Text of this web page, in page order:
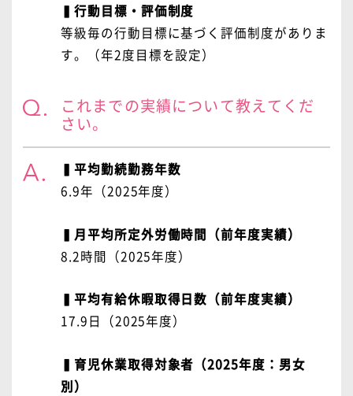
▍行動目標・評価制度
等級毎の行動目標に基づく評価制度がありま
す。（年2度目標を設定）
これまでの実績について教えてくだ
さい。
▍平均勤続勤務年数
6.9年（2025年度）
▍月平均所定外労働時間（前年度実績）
8.2時間（2025年度）
▍平均有給休暇取得日数（前年度実績）
17.9日（2025年度）
▍育児休業取得対象者（2025年度：男女
別）